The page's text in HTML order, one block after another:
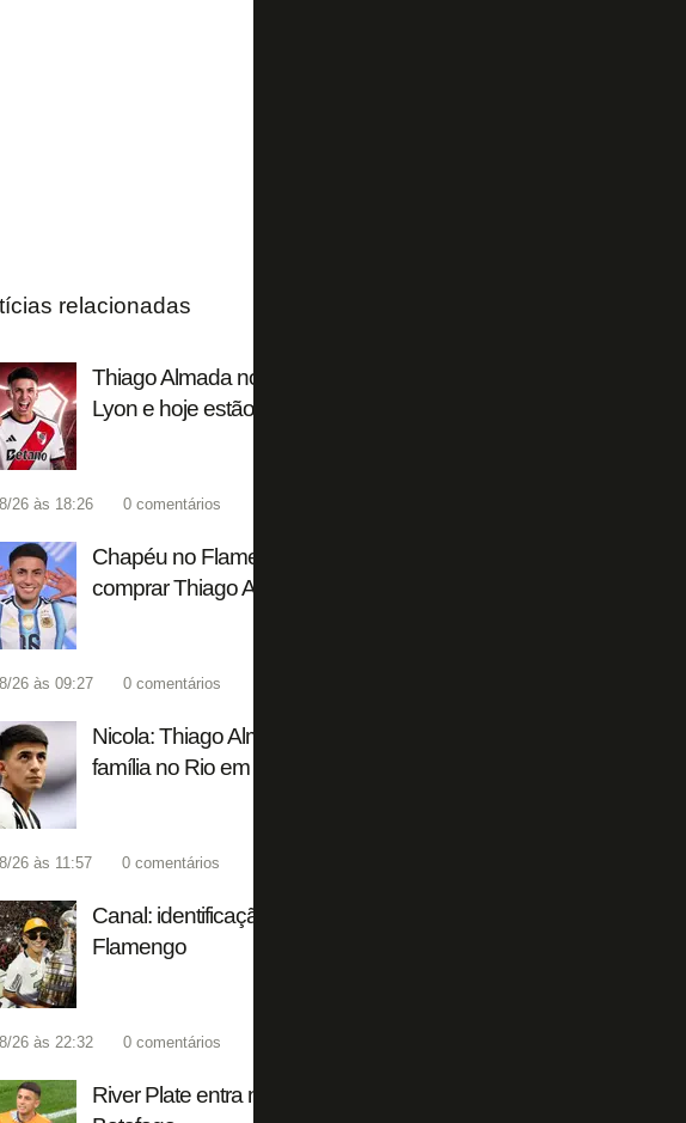
relacionadas
Thiago Almada no River Plate: 50% dos direitos que eram do
Lyon e hoje estão sob posse de dois fundos
26 às 18:26 0 comentários
Chapéu no Flamengo: River Plate chega a acordo com Atlético
comprar Thiago Almada, ex-Botafogo
26 às 09:27 0 comentários
Nicola: Thiago Almada escolhe River Plate em vez de
família no Rio em passagem pelo Botafogo
26 às 11:57 0 comentários
Canal: identificação com Botafogo pesa para Thiago Almada
Flamengo
26 às 22:32 0 comentários
River Plate entra na disputa e pode dar chapéu no Flamengo